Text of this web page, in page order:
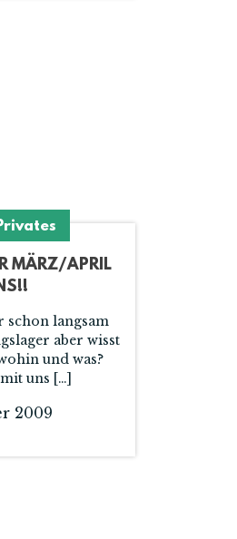
MÄRZ/APRIL
schon langsam
aber wisst
und was?
uns […]
2009